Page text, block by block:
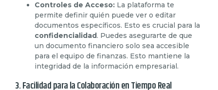
Controles de Acceso: La plataforma te
permite definir quién puede ver o editar
documentos específicos. Esto es crucial para la
confidencialidad . Puedes asegurarte de que
un documento financiero solo sea accesible
para el equipo de finanzas. Esto mantiene la
integridad de la información empresarial.
3. Facilidad para la Colaboración en Tiempo Real